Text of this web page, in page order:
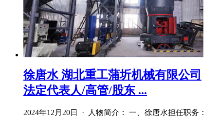
徐唐水 湖北重工蒲圻机械有限公司
法定代表人/高管/股东 ...
2024年12月20日 · 人物简介： 一、徐唐水担任职务：